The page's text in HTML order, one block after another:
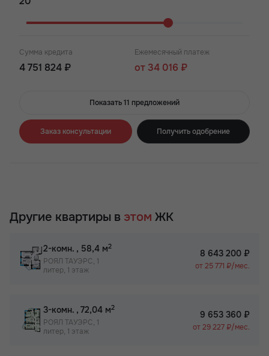
Сумма кредита
4 751 824 ₽
Ежемесячный платеж
от 34 016 ₽
Показать 11 предложений
Заказ консультации Получить одобрение
Другие квартиры в этом ЖК
2-комн. , 58,4 м2
РОЯЛ ТАУЭРС, 1
литер, 1 этаж
8 643 200 ₽
от 25 771 ₽/мес.
3-комн. , 72,04 м2
РОЯЛ ТАУЭРС, 1
литер, 1 этаж
9 653 360 ₽
от 29 227 ₽/мес.